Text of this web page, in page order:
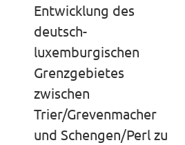
Entwicklung des
deutsch-
luxemburgischen
Grenzgebietes
zwischen
Trier/Grevenmacher
und Schengen/Perl zu